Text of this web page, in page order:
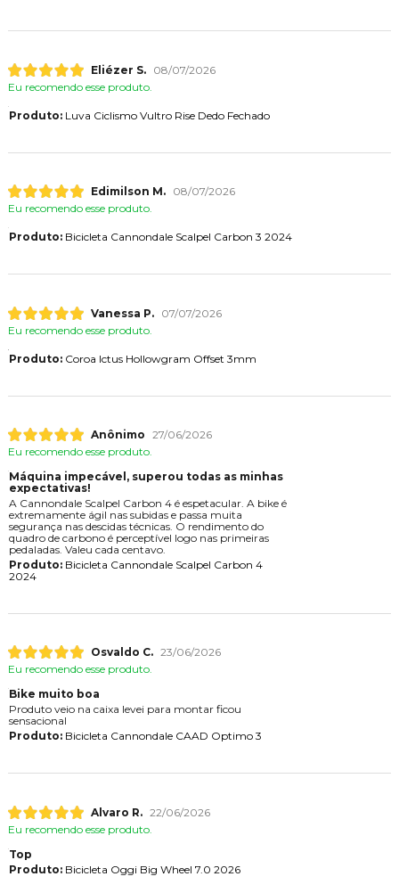
Eliézer S.
08/07/2026
Eu recomendo esse produto.
Produto:Luva Ciclismo Vultro Rise Dedo Fechado
Edimilson M.
08/07/2026
Eu recomendo esse produto.
Produto:Bicicleta Cannondale Scalpel Carbon 3 2024
Vanessa P.
07/07/2026
Eu recomendo esse produto.
Produto:Coroa Ictus Hollowgram Offset 3mm
Anônimo 27/06/2026
Eu recomendo esse produto.
Máquina impecável, superou todas as minhas
expectativas!
A Cannondale Scalpel Carbon 4 é espetacular. A bike é
extremamente ágil nas subidas e passa muita
segurança nas descidas técnicas. O rendimento do
quadro de carbono é perceptível logo nas primeiras
pedaladas. Valeu cada centavo.
Produto:Bicicleta Cannondale Scalpel Carbon 4
2024
Osvaldo C. 23/06/2026
Eu recomendo esse produto.
Bike muito boa
Produto veio na caixa levei para montar ficou
sensacional
Produto:Bicicleta Cannondale CAAD Optimo 3
Alvaro R. 22/06/2026
Eu recomendo esse produto.
Top
Produto:Bicicleta Oggi Big Wheel 7.0 2026